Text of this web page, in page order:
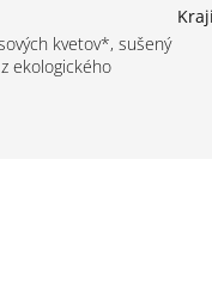
kvetov*, sušený
ekologického